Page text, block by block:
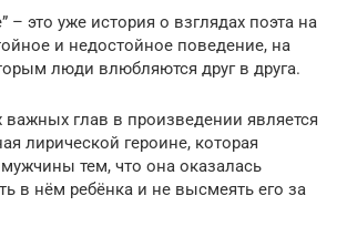
– это уже история о взглядах поэта на
и недостойное поведение, на
люди влюбляются друг в друга.
глав в произведении является
лирической героине, которая
тем, что она оказалась
в нём ребёнка и не высмеять его за